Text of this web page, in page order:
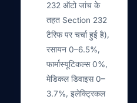
232 ऑटो जांच के
तहत Section 232
टैरिफ पर चर्चा हुई है),
रसायन 0–6.5%,
फार्मास्यूटिकल्स 0%,
मेडिकल डिवाइस 0–
3.7%, इलेक्ट्रिकल